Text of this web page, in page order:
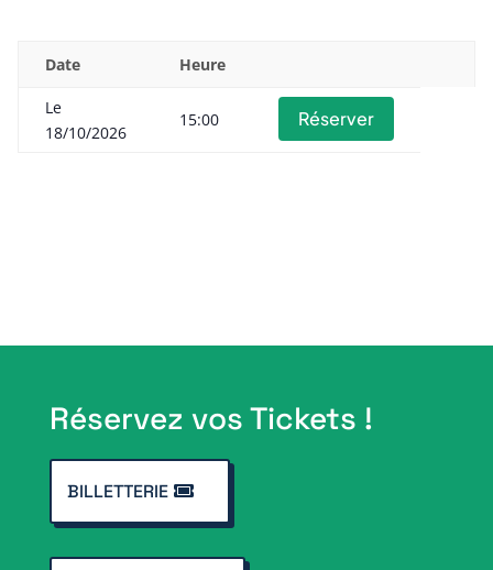
Date Heure
Le
18/10/2026
15:00 Réserver
Réservez vos Tickets !
BILLETTERIE